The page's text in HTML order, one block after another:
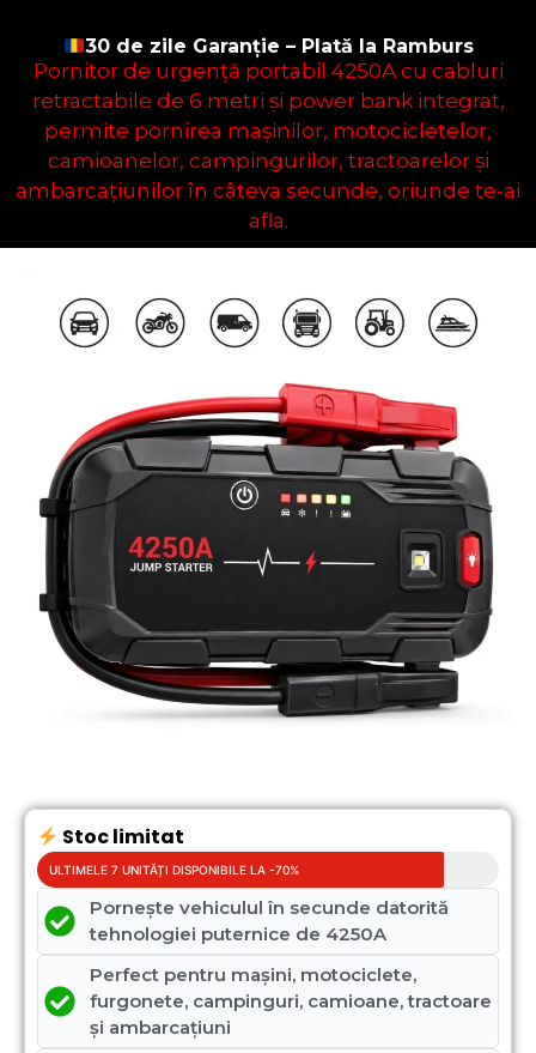
30 de zile Garanție – Plată la Ramburs
Pornitor de urgență portabil 4250A cu cabluri
retractabile de 6 metri și power bank integrat,
permite pornirea mașinilor, motocicletelor,
camioanelor, campingurilor, tractoarelor și
ambarcațiunilor în câteva secunde, oriunde te-ai
afla.
Stoc limitat
ULTIMELE 7 UNITĂȚI DISPONIBILE LA -70%
Pornește vehiculul în secunde datorită
tehnologiei puternice de 4250A
Perfect pentru mașini, motociclete,
furgonete, campinguri, camioane, tractoare
și ambarcațiuni